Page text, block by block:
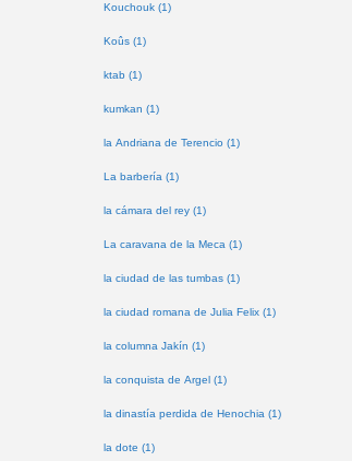
Kouchouk (1)
Koûs (1)
ktab (1)
kumkan (1)
la Andriana de Terencio (1)
La barbería (1)
la cámara del rey (1)
La caravana de la Meca (1)
la ciudad de las tumbas (1)
la ciudad romana de Julia Felix (1)
la columna Jakín (1)
la conquista de Argel (1)
la dinastía perdida de Henochia (1)
la dote (1)